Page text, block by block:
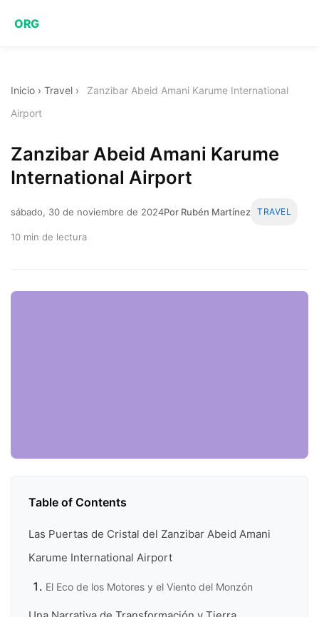
ORG
Inicio › Travel ›
Zanzibar Abeid Amani Karume International
Airport
Zanzibar Abeid Amani Karume
International Airport
sábado, 30 de noviembre de 2024Por Rubén Martínez TRAVEL
10 min de lectura
Table of Contents
Las Puertas de Cristal del Zanzibar Abeid Amani
Karume International Airport
El Eco de los Motores y el Viento del Monzón